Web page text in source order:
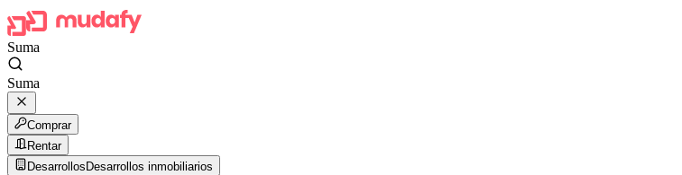
Suma
Suma
Comprar
Rentar
Desarrollos Desarrollos inmobiliarios